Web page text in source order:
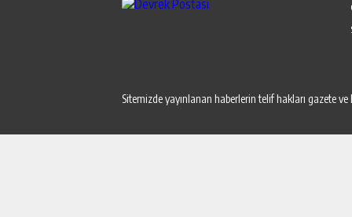
Sitemizde yayınlanan haberlerin telif hakları gazete